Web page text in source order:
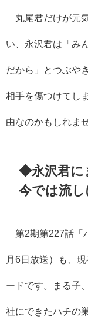
丸尾君だけが元
い、永沢君は「み
だから」とつぶや
相手を傷つけてし
由なのかもしれま
◆永沢君に
今では流
第2期第227話「
月6日放送）も、
ードです。まる子
社にできたハチの